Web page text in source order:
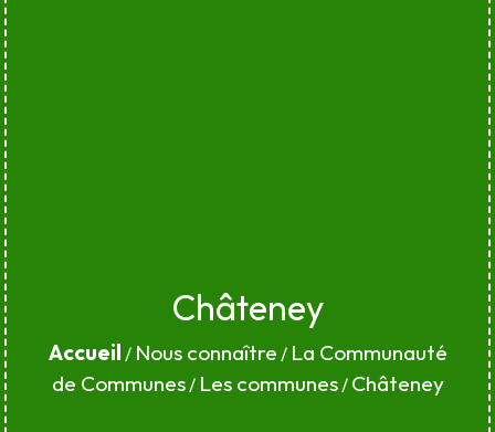
Châteney
Accueil / Nous connaître / La Communauté
de Communes/ Les communes/ Châteney